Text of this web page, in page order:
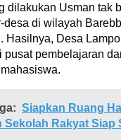
dilakukan Usman tak
desa di wilayah
Hasilnya, Desa
pusat pembelajaran
Siapkan Ruang
Sekolah Rakyat Siap